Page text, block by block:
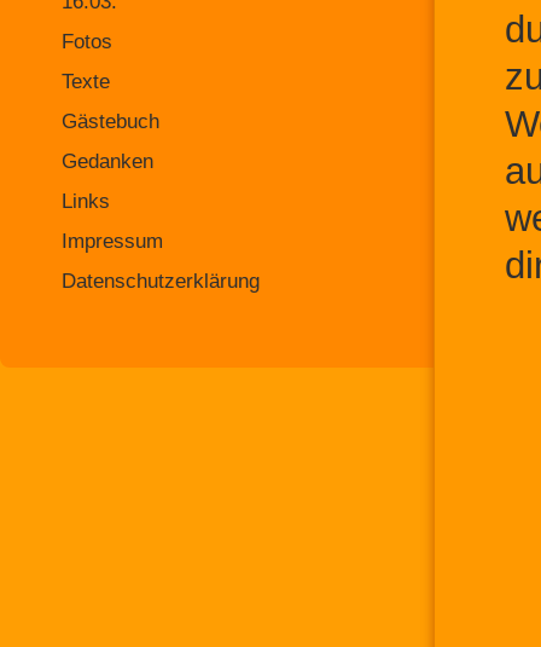
Fotos
Texte
Gästebuch
Gedanken
Links
Impressum
Datenschutzerklärung